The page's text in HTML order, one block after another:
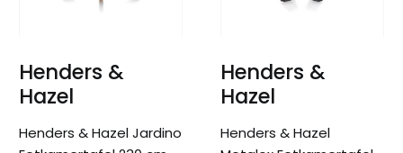
Henders &
Hazel
Henders & Hazel Jardino
Henders &
Hazel
Henders & Hazel